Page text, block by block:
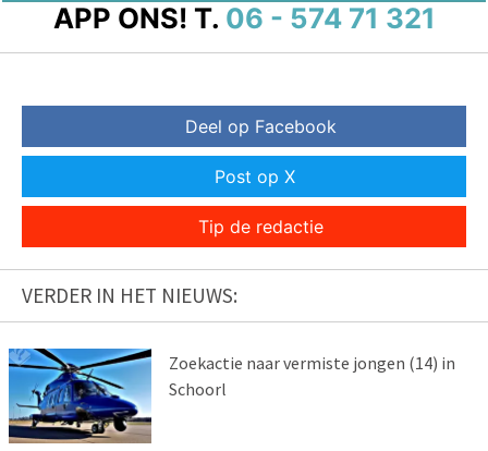
APP ONS! T. 06 - 574 71 321
Deel op Facebook
Post op X
Tip de redactie
VERDER IN HET NIEUWS:
Zoekactie naar vermiste jongen (14) in
Schoorl